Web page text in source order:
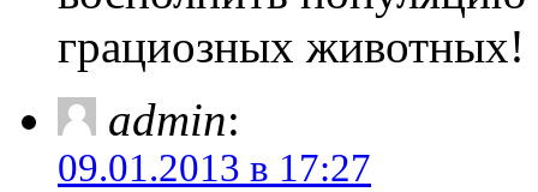
грациозных животных!
admin:
09.01.2013 в 17:27